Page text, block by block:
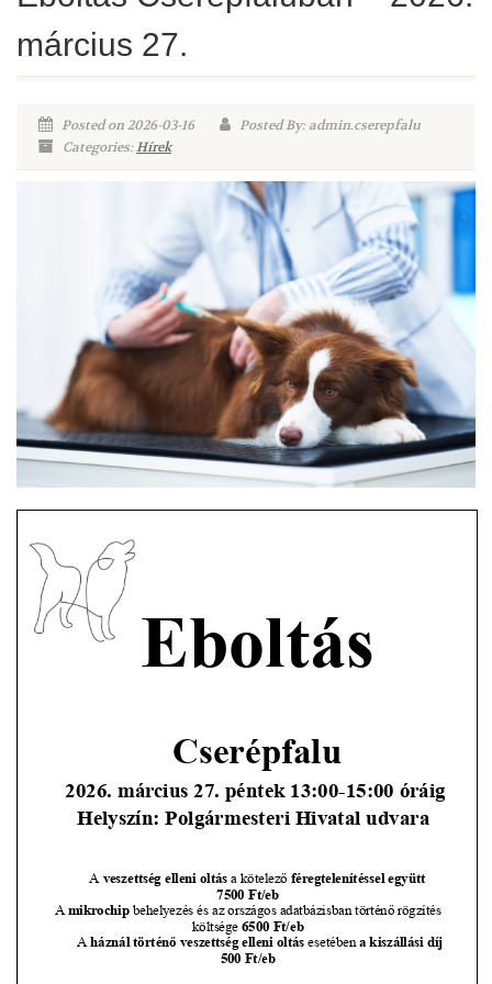
március 27.
Posted on 2026-03-16
Posted By: admin.cserepfalu
Categories:Hírek